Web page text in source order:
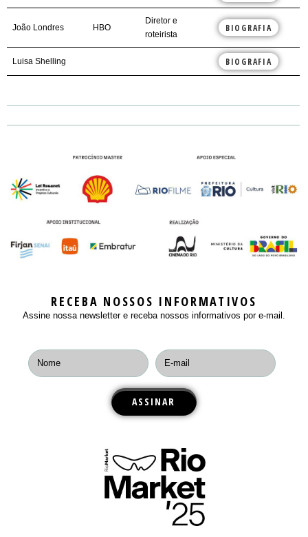
João Londres HBO
Diretor e
roteirista
BIOGRAFIA
Luisa Shelling BIOGRAFIA
RECEBA NOSSOS INFORMATIVOS
Assine nossa newsletter e receba nossos informativos por e-mail.